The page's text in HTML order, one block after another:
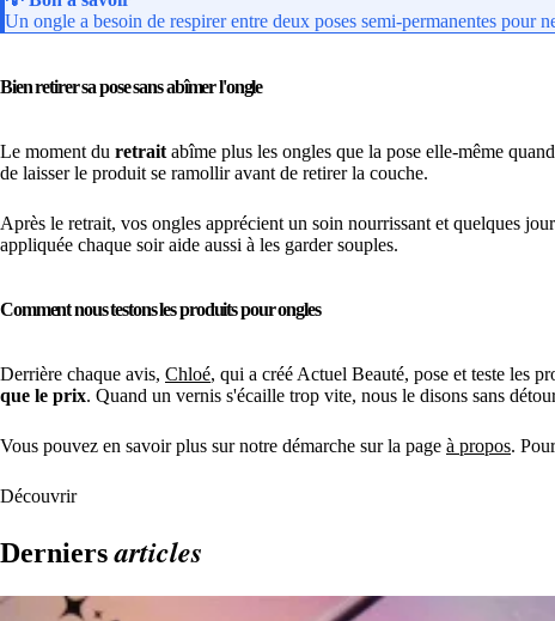
Un ongle a besoin de respirer entre deux poses semi-permanentes pour
Bien retirer sa pose sans abîmer l'ongle
Le moment du retrait abîme plus les ongles que la pose elle-même
de laisser le produit se ramollir avant de retirer la couche.
Après le retrait, vos ongles apprécient un soin nourrissant et quelques
appliquée chaque soir aide aussi à les garder souples.
Comment nous testons les produits pour ongles
Derrière chaque avis, Chloé, qui a créé Actuel Beauté, pose et teste les
que le prix. Quand un vernis s'écaille trop vite, nous le disons sans
Vous pouvez en savoir plus sur notre démarche sur la page à propos.
Découvrir
Derniersarticles